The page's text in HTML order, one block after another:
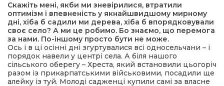
Скажіть мені, якби ми зневірилися, втратили
оптимізм і впевненість у якнайшвидшому мирному
дні, хіба б садили ми дерева, хіба б впорядковували
своє село? А ми це робимо. Бо знаємо, що перемога
за нами. По-іншому просто бути не може.
Ось і в ці осінні дні згуртувалися всі односельчани – і
порядок навели у центрі села. А біля нашого
сільського оберегу – Хреста, який встановили цьогоріч
разом із прикарпатськими військовими, посадили ще
алейку із туй. Молоді садженці купили самі за власне